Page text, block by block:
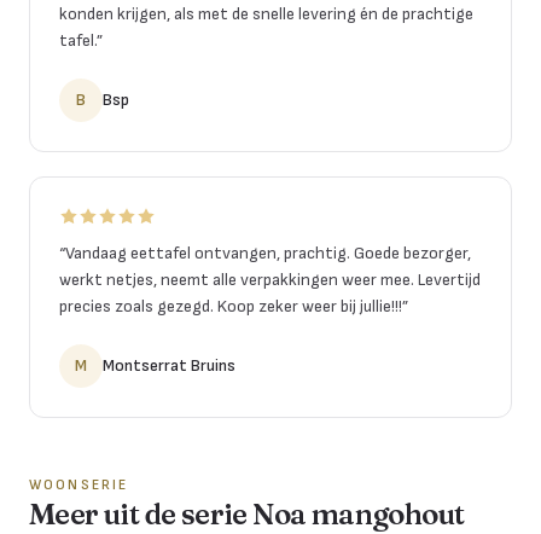
konden krijgen, als met de snelle levering én de prachtige
tafel.”
B Bsp
“Vandaag eettafel ontvangen, prachtig. Goede bezorger,
werkt netjes, neemt alle verpakkingen weer mee. Levertijd
precies zoals gezegd. Koop zeker weer bij jullie!!!”
M Montserrat Bruins
WOONSERIE
Meer uit de serie Noa mangohout